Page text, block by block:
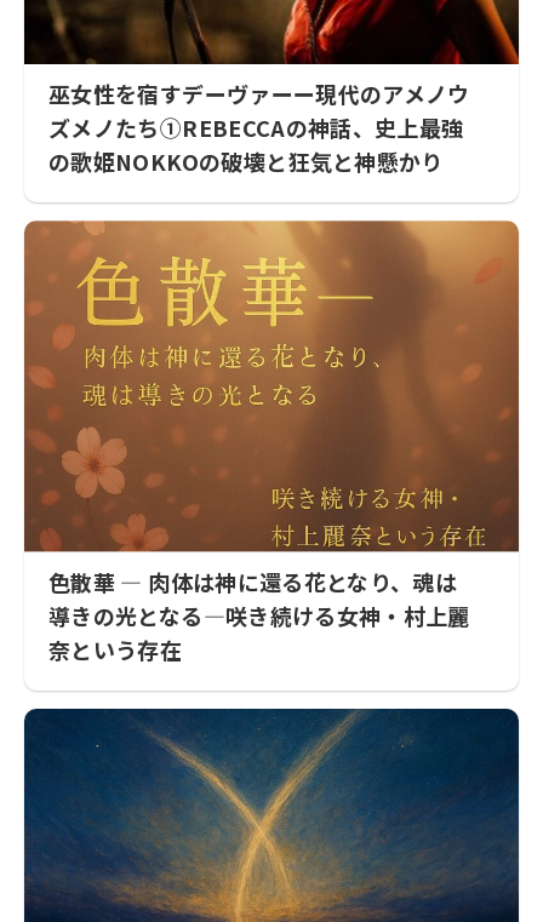
巫女性を宿すデーヴァーー現代のアメノウ
ズメノたち①REBECCAの神話、史上最強
の歌姫NOKKOの破壊と狂気と神懸かり
色散華 ― 肉体は神に還る花となり、魂は
導きの光となる―咲き続ける女神・村上麗
奈という存在